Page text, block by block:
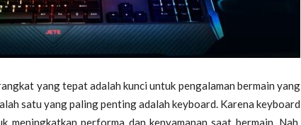
yang tepat adalah kunci untuk pengalaman bermain yang
satu yang paling penting adalah keyboard. Karena keyboard
meningkatkan performa dan kenyamanan saat bermain. Nah,